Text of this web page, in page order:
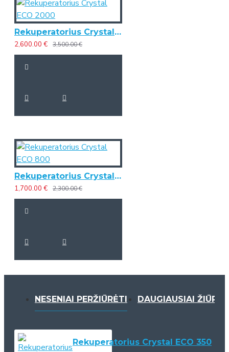
Rekuperatorius Crystal ECO 2000
2,600.00 € 3,500.00 €
Rekuperatorius Crystal ECO 800
1,700.00 € 2,300.00 €
NESENIAI PERŽIŪRĖTI DAUGIAUSIAI
Rekuperatorius Crystal ECO 350